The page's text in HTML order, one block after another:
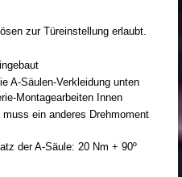
zur Türeinstellung erlaubt.
A-Säulen-Verkleidung unten
Montagearbeiten Innen
ein anderes Drehmoment
der A-Säule: 20 Nm + 90º